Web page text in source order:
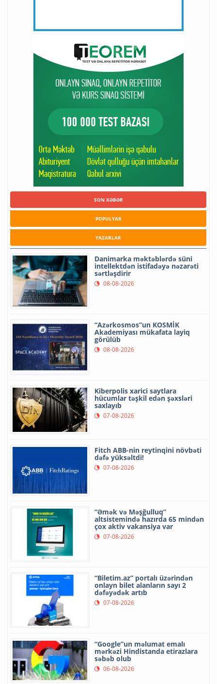
SON XƏBƏR
POPULYAR
YAZARLAR
Danimarka məktəblərdə süni
intellektdən istifadəyə nəzarəti
sərtləşdirir
08-08-2026
“Azərkosmos”un KOSMİK
Akademiyası mükafata layiq
görülüb
08-08-2026
Kiberpolis xarici saytlara
hücumlar təşkil edən şəxsləri
saxlayıb
07-08-2026
Fitch ABB-nin reytinqini növbəti
dəfə yüksəltdi!
07-08-2026
“Əmək və Məşğulluq”
altsistemində hazırda 65 mindən
çox aktiv vakansiya var
07-08-2026
“Biletim.az” portalı üzərindən
onlayn bilet alanların sayı 2
dəfəyədək artıb
07-08-2026
“Google”un məlumat emalı
mərkəzi Hindistanda etirazlara
səbəb olub
06-08-2026